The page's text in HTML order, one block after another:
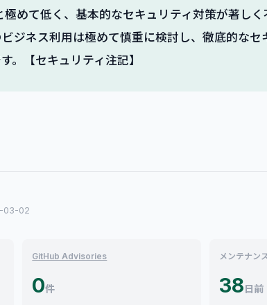
めて低く、基本的なセキュリティ対策が著しく
ジネス利用は極めて慎重に検討し、徹底的なセ
。【セキュリティ注記】
03-02
GitHub Advisories
0件
メンテナン
38日前